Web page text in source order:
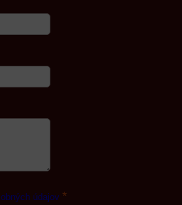
údajov *